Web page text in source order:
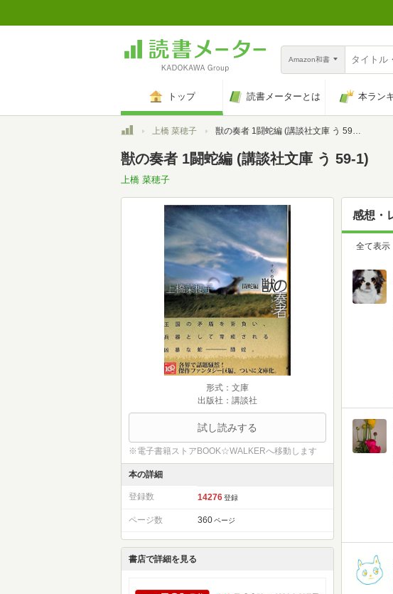
Amazon和書
トップ 読書メーターとは 本ラン
トップ上橋 菜穂子 獣の奏者 1闘蛇編 (講談社文庫 う 59-1)
獣の奏者 1闘蛇編 (講談社文庫 う 59-1)
上橋 菜穂子
形式：文庫
出版社：講談社
試し読みする
※電子書籍ストアBOOK☆WALKERへ移動します
本の詳細
登録数 14276 登録
ページ数 360 ページ
書店で詳細を見る
感想・
全て表示